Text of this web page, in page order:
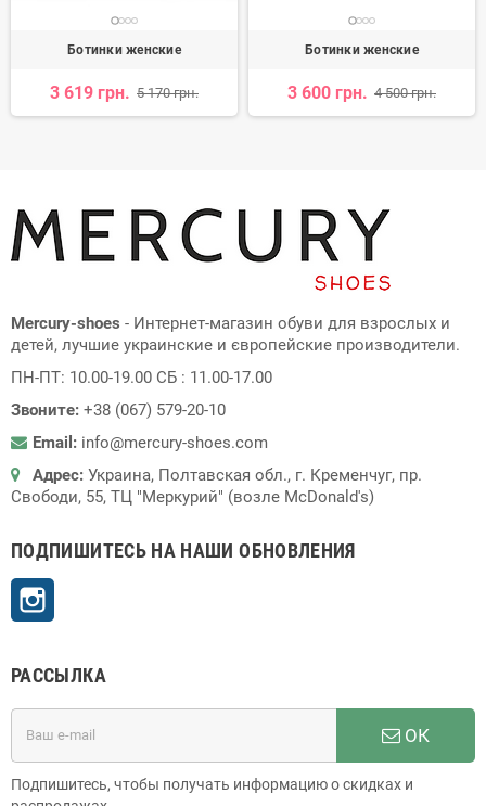
Ботинки женские
3 619 грн. 5 170 грн.
Ботинки женские
3 600 грн. 4 500 грн.
Mercury-shoes - Интернет-магазин обуви для взрослых и
детей, лучшие украинские и європейские производители.
ПН-ПТ: 10.00-19.00 СБ : 11.00-17.00
Звоните: +38 (067) 579-20-10
Email: info@mercury-shoes.com
Адрес: Украина, Полтавская обл., г. Кременчуг, пр.
Свободи, 55, ТЦ "Меркурий" (возле McDonald's)
ПОДПИШИТЕСЬ НА НАШИ ОБНОВЛЕНИЯ
РАССЫЛКА
ОК
Подпишитесь, чтобы получать информацию о скидках и